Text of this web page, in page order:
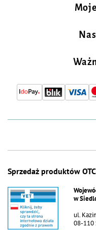
Sprzedaż produktów OTC
w
ul.
08-110